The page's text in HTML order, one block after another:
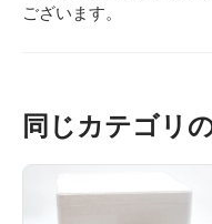
ございます。
同じカテゴリ